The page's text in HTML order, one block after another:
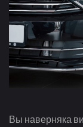
Вы наверняка